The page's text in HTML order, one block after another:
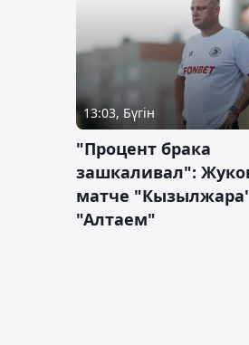
13:03, Бүгін
"Процент брака
зашкаливал":
матче
"Алтаем"